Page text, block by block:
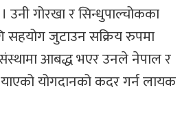
उनी गोरखा र सिन्धुपाल्चोकका
सहयोग जुटाउन सक्रिय रुपमा
आबद्ध भएर उनले नेपाल र
योगदानको कदर गर्न लायक